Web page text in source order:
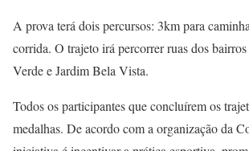
A prova terá dois percursos: 3km para
corrida. O trajeto irá percorrer ruas dos
Verde e Jardim Bela Vista.
Todos os participantes que concluírem os
medalhas. De acordo com a organização da